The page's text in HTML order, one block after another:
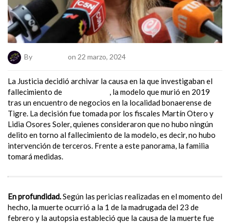
By on 22 marzo, 2024
La Justicia decidió archivar la causa en la que investigaban el
fallecimiento de
, la modelo que murió en 2019
tras un encuentro de negocios en la localidad bonaerense de
Tigre. La decisión fue tomada por los fiscales Martín Otero y
Lidia Osores Soler, quienes consideraron que no hubo ningún
delito en torno al fallecimiento de la modelo, es decir, no hubo
intervención de terceros. Frente a este panorama, la familia
tomará medidas.
En profundidad.Según las pericias realizadas en el momento del
hecho, la muerte ocurrió a la 1 de la madrugada del 23 de
febrero y la autopsia estableció que la causa de la muerte fue